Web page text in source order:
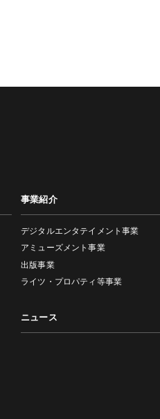
事業紹介
デジタルエンタテイメント事業
アミューズメント事業
出版事業
ライツ・プロパティ等事業
ニュース